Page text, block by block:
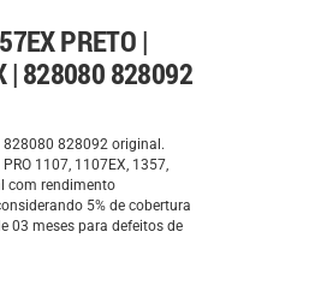
PRETO |
| 828080 828092
828080 828092 original.
1107, 1107EX, 1357,
com rendimento
5% de cobertura
03 meses para defeitos de